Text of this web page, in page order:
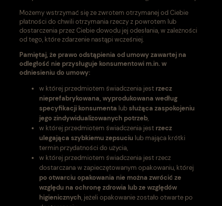
Możemy wstrzymać się ze zwrotem otrzymanej od Ciebie
płatności do chwili otrzymania rzeczy z powrotem lub
dostarczenia przez Ciebie dowodu jej odesłania, w zależności
od tego, które zdarzenie nastąpi wcześniej.
Pamiętaj, że prawo odstąpienia od umowy zawartej na
odległość nie przysługuje konsumentowi m.in. w
odniesieniu do umowy:
w której przedmiotem świadczenia jest rzecz
nieprefabrykowana, wyprodukowana według
specyfikacji konsumenta lub służąca zaspokojeniu
jego zindywidualizowanych potrzeb,
w której przedmiotem świadczenia jest rzecz
ulegająca szybkiemu zepsuciu lub mająca krótki
termin przydatności do użycia,
w której przedmiotem świadczenia jest rzecz
dostarczana w zapieczętowanym opakowaniu, której
po otwarciu opakowania nie można zwrócić ze
względu na ochronę zdrowia lub ze względów
higienicznych, jeżeli opakowanie zostało otwarte po